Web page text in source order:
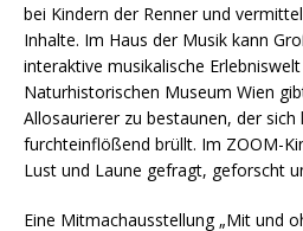
bei Kindern der Renner und
Inhalte. Im Haus der Musik kann
interaktive musikalische
Naturhistorischen Museum Wien
Allosaurierer zu bestaunen, der
furchteinflößend brüllt. Im ZOOM-
Lust und Laune gefragt, geforscht
Eine Mitmachausstellung „Mit und